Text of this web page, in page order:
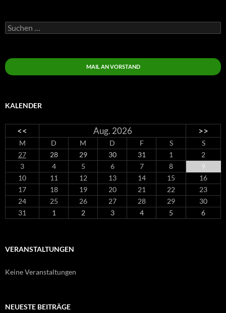
Suchen
nach:
MAIL AN VORSTAND
KALENDER
<< Aug. 2026 >>
M D M D F S
S
27
28 29 30 31 1
2
3
4 5 6 7 8
9
10
11 12 13 14 15
16
17
18 19 20 21 22
23
24
25 26 27 28 29
30
31
1 2 3 4 5 6
VERANSTALTUNGEN
Keine Veranstaltungen
NEUESTE BEITRÄGE